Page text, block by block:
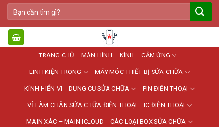
Bỏ
qua
nội
dung
Tìm
kiếm:
TRANG CHỦ MÀN HÌNH – KÍNH – CẢM ỨNG
LINH KIỆN TRONG MÁY MÓC THIẾT BỊ SỬA CHỮA
KÍNH HIỂN VI DỤNG CỤ SỬA CHỮA PIN ĐIỆN THOẠI
VỈ LÀM CHÂN SỬA CHỮA ĐIỆN THOẠI IC ĐIỆN THOẠI
MAIN XÁC – MAIN ICLOUD CÁC LOẠI BOX SỬA CHỮA